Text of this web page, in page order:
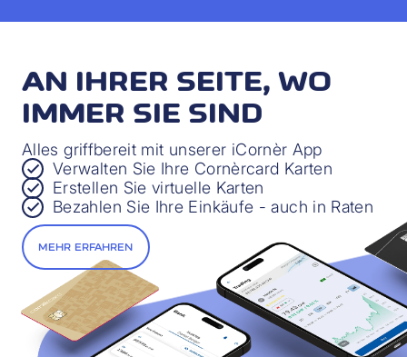
AN IHRER SEITE, WO
IMMER SIE SIND
Alles griffbereit mit unserer iCornèr App
Verwalten Sie Ihre Cornèrcard Karten
Erstellen Sie virtuelle Karten
Bezahlen Sie Ihre Einkäufe - auch in Raten
MEHR ERFAHREN